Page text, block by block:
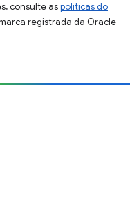
consulte aspolíticas do
registrada da Oracle